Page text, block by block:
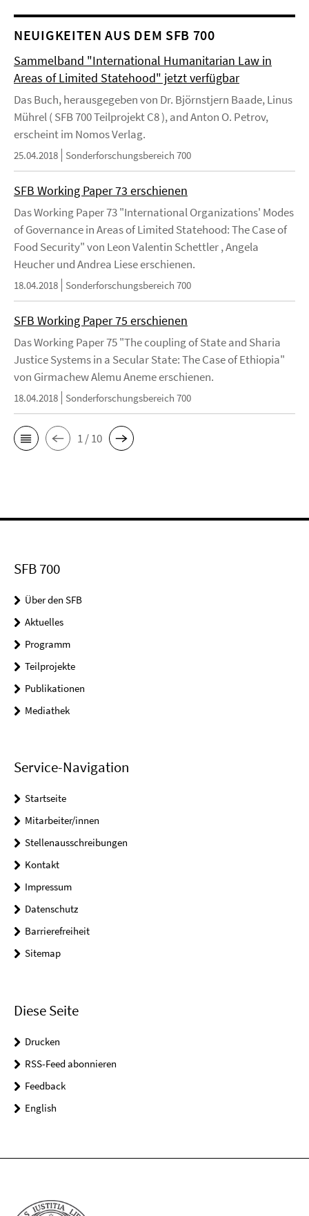
NEUIGKEITEN AUS DEM SFB 700
Sammelband "International Humanitarian Law in
Areas of Limited Statehood" jetzt verfügbar
Das Buch, herausgegeben von Dr. Björnstjern Baade, Linus
Mührel ( SFB 700 Teilprojekt C8 ), and Anton O. Petrov,
erscheint im Nomos Verlag.
25.04.2018 Sonderforschungsbereich 700
SFB Working Paper 73 erschienen
Das Working Paper 73 "International Organizations' Modes
of Governance in Areas of Limited Statehood: The Case of
Food Security" von Leon Valentin Schettler , Angela
Heucher und Andrea Liese erschienen.
18.04.2018 Sonderforschungsbereich 700
SFB Working Paper 75 erschienen
Das Working Paper 75 "The coupling of State and Sharia
Justice Systems in a Secular State: The Case of Ethiopia"
von Girmachew Alemu Aneme erschienen.
18.04.2018 Sonderforschungsbereich 700
1 / 10
SFB 700
Über den SFB
Aktuelles
Programm
Teilprojekte
Publikationen
Mediathek
Service-Navigation
Startseite
Mitarbeiter/innen
Stellenausschreibungen
Kontakt
Impressum
Datenschutz
Barrierefreiheit
Sitemap
Diese Seite
Drucken
RSS-Feed abonnieren
Feedback
English